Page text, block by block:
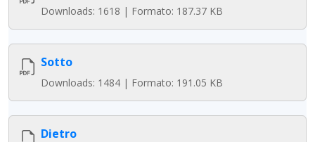
Downloads: 1618 | Formato: 187.37 KB
Sotto
Downloads: 1484 | Formato: 191.05 KB
Dietro